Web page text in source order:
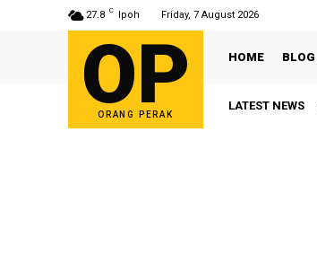
27.8 C Ipoh Friday, 7 August 2026
OP
ORANG PERAK
HOME BLOG
LATEST NEWS